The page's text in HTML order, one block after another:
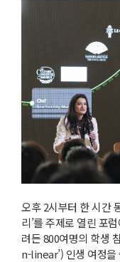
오후 2시부터 한 시간
리’를 주제로 열린 포
려든 800여명의 학생
n-linear’) 인생 여정